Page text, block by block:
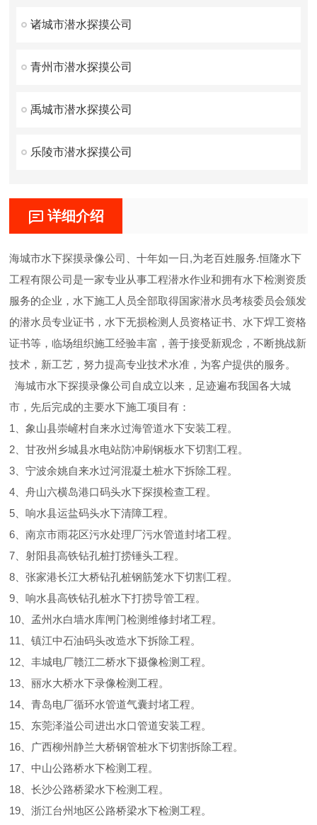
诸城市潜水探摸公司
青州市潜水探摸公司
禹城市潜水探摸公司
乐陵市潜水探摸公司
详细介绍
海城市水下探摸录像公司、十年如一日,为老百姓服务.恒隆水下
工程有限公司是一家专业从事工程潜水作业和拥有水下检测资质
服务的企业，水下施工人员全部取得国家潜水员考核委员会颁发
的潜水员专业证书，水下无损检测人员资格证书、水下焊工资格
证书等，临场组织施工经验丰富，善于接受新观念，不断挑战新
技术，新工艺，努力提高专业技术水准，为客户提供的服务。
海城市水下探摸录像公司自成立以来，足迹遍布我国各大城
市，先后完成的主要水下施工项目有：
1、象山县崇嵼村自来水过海管道水下安装工程。
2、甘孜州乡城县水电站防冲刷钢板水下切割工程。
3、宁波余姚自来水过河混凝土桩水下拆除工程。
4、舟山六横岛港口码头水下探摸检查工程。
5、响水县运盐码头水下清障工程。
6、南京市雨花区污水处理厂污水管道封堵工程。
7、射阳县高铁钻孔桩打捞锤头工程。
8、张家港长江大桥钻孔桩钢筋笼水下切割工程。
9、响水县高铁钻孔桩水下打捞导管工程。
10、孟州水白墙水库闸门检测维修封堵工程。
11、镇江中石油码头改造水下拆除工程。
12、丰城电厂赣江二桥水下摄像检测工程。
13、丽水大桥水下录像检测工程。
14、青岛电厂循环水管道气囊封堵工程。
15、东莞泽溢公司进出水口管道安装工程。
16、广西柳州静兰大桥钢管桩水下切割拆除工程。
17、中山公路桥水下检测工程。
18、长沙公路桥梁水下检测工程。
19、浙江台州地区公路桥梁水下检测工程。